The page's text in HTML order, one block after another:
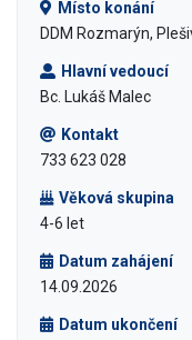
Místo konání
DDM Rozmarýn,
Hlavní vedoucí
Bc. Lukáš Malec
Kontakt
733 623 028
Věková skupina
4-6 let
Datum zahájení
14.09.2026
Datum ukončení